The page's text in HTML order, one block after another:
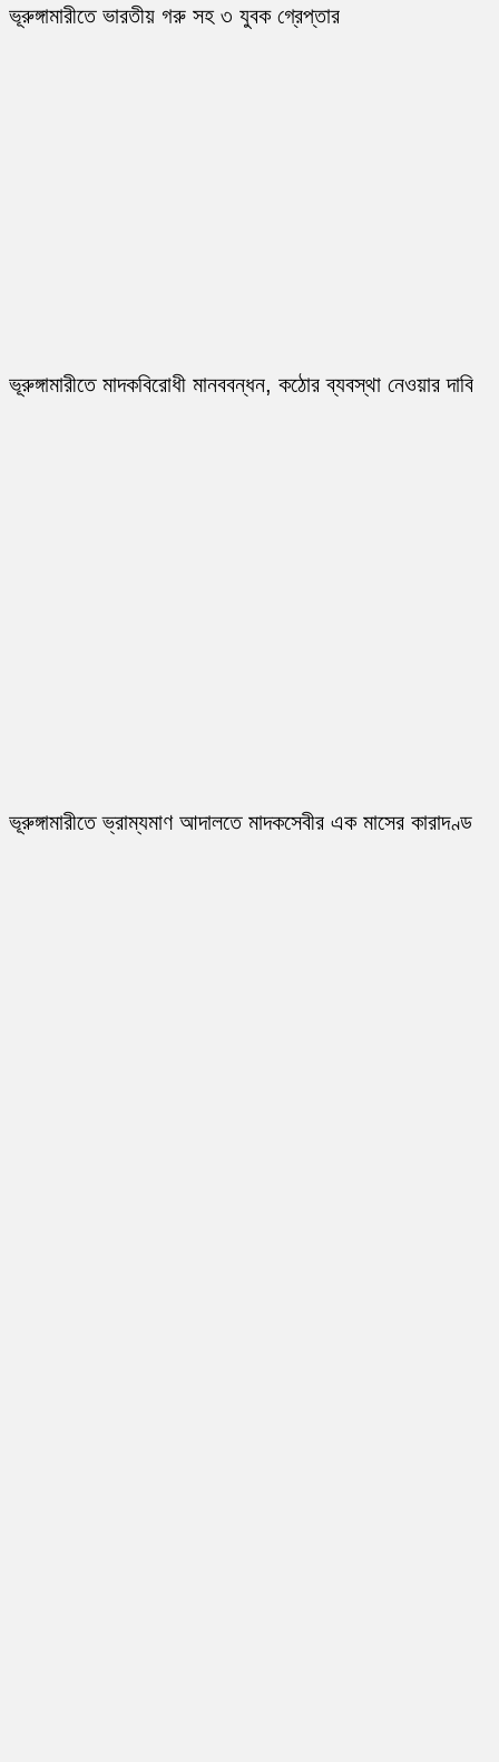
ভূরুঙ্গামারীতে ভারতীয় গরু সহ ৩ যুবক গ্রেপ্তার
ভূরুঙ্গামারীতে মাদকবিরোধী মানববন্ধন, কঠোর ব্যবস্থা নেওয়ার দাবি
ভূরুঙ্গামারীতে ভ্রাম্যমাণ আদালতে মাদকসেবীর এক মাসের কারাদণ্ড